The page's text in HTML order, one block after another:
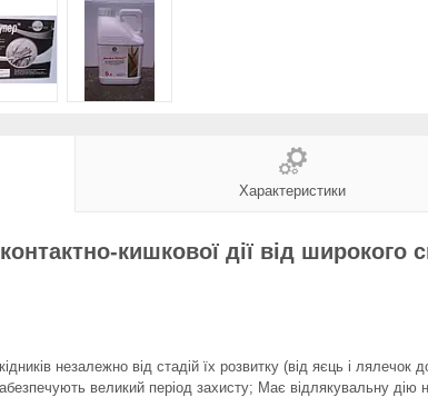
Характеристики
кишкової дії від широкого
незалежно від стадій їх розвитку (від яєць і
великий період захисту; Має відлякувальну